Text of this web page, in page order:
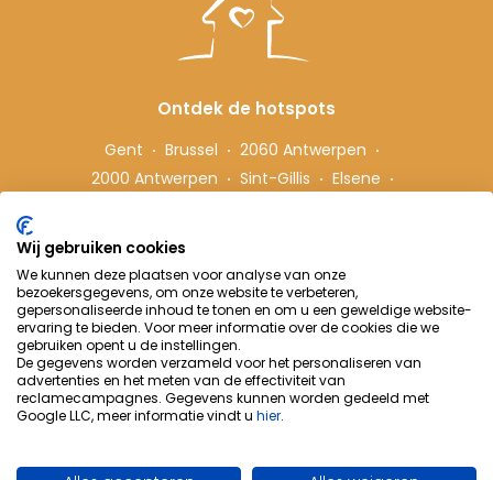
Ontdek de hotspots
Gent Brussel
2060 Antwerpen
2000 Antwerpen
Sint-Gillis
Elsene
Volg ons
Info & Contact
Privacybeleid
Wij gebruiken cookies
We kunnen deze plaatsen voor analyse van onze
bezoekersgegevens, om onze website te verbeteren,
gepersonaliseerde inhoud te tonen en om u een geweldige website-
ervaring te bieden. Voor meer informatie over de cookies die we
gebruiken opent u de instellingen.
De gegevens worden verzameld voor het personaliseren van
advertenties en het meten van de effectiviteit van
reclamecampagnes. Gegevens kunnen worden gedeeld met
Google LLC, meer informatie vindt u hier.